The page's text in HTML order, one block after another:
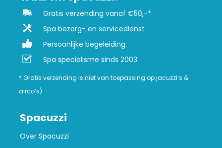
Gratis verzending vanaf €50,-*
Spa bezorg- en servicedienst
Persoonlijke begeleiding
Spa specialisme sinds 2003
* Gratis verzending is niet van toepassing op jacuzzi’s &
airco’s)
Spacuzzi
Over Spacuzzi